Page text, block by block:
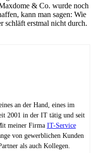
& Co. wurde noch
kann man sagen: Wie
schläft erstmal nicht durch.
an der Hand, eines im
2001 in der IT tätig und seit
meiner Firma IT-Service
von gewerblichen Kunden
als auch Kollegen.